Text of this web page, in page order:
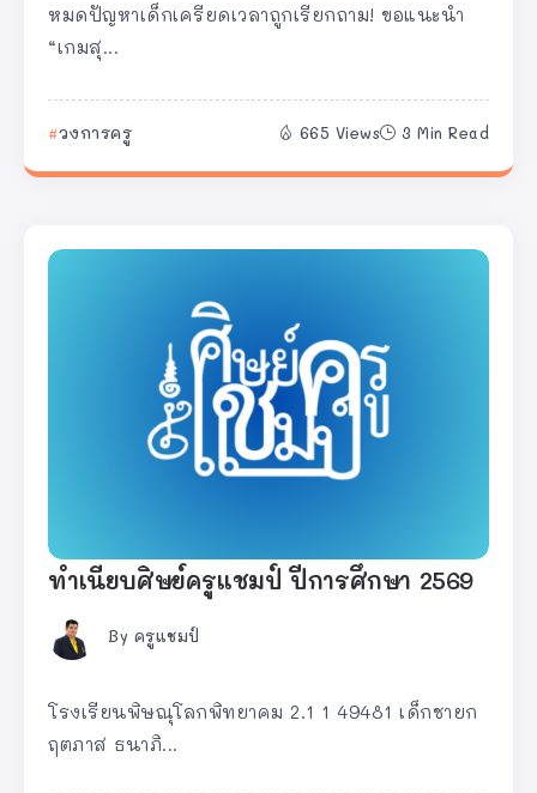
หมดปัญหาเด็กเครียดเวลาถูกเรียกถาม! ขอแนะนำ
“เกมสุ...
วงการครู 665 Views 3 Min Read
ทำเนียบศิษย์ครูแชมป์ ปีการศึกษา 2569
By ครูแชมป์
โรงเรียนพิษณุโลกพิทยาคม 2.1 1 49481 เด็กชายก
ฤตภาส ธนาภิ...